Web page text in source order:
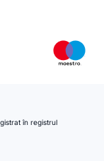
în registrul